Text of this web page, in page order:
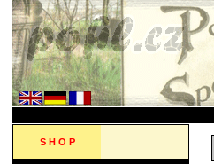
S H O P